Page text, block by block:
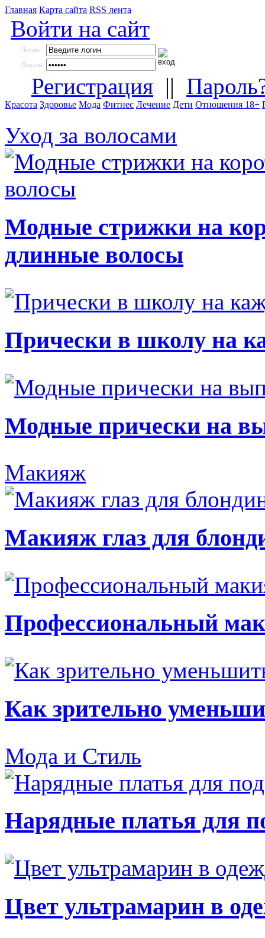
Главная Карта сайта RSS лента
Войти на сайт
Логин:
Пароль:
Регистрация ||
Красота Здоровье Мода Фитнес Лечение Дети Отношения 18+
Уход за волосами
Модные стрижки на
длинные волосы
Прически в школу на
Модные прически на
Макияж
Макияж глаз для
Профессиональный
Как зрительно
Мода и Стиль
Нарядные платья для
Цвет ультрамарин в